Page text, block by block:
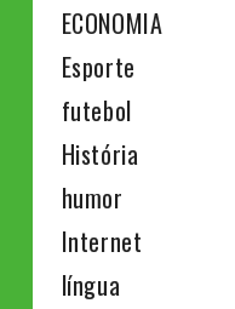
ECONOMIA
Esporte
futebol
História
humor
Internet
língua